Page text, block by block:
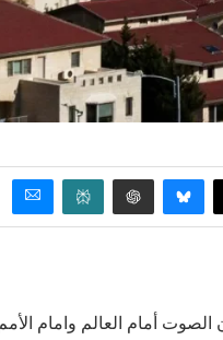
أمام العالم وامام